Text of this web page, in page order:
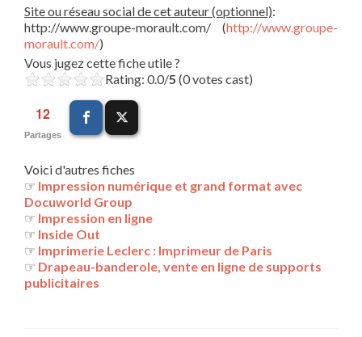
Site ou réseau social de cet auteur (optionnel):
http://www.groupe-morault.com/ (http://www.groupe-
morault.com/)
Vous jugez cette fiche utile ?
Rating: 0.0/5 (0 votes cast)
12
Partages
Voici d'autres fiches
☞ Impression numérique et grand format avec
Docuworld Group
☞ Impression en ligne
☞ Inside Out
☞ Imprimerie Leclerc : Imprimeur de Paris
☞ Drapeau-banderole, vente en ligne de supports
publicitaires